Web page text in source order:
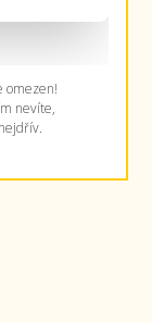
omezen!
nevíte,